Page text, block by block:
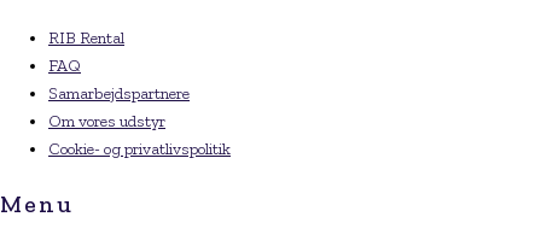
RIB Rental
FAQ
Samarbejdspartnere
Om vores udstyr
Cookie- og privatlivspolitik
Menu